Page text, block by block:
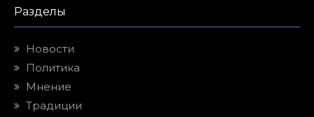
Разделы
Новости
Политика
Мнение
Традиции